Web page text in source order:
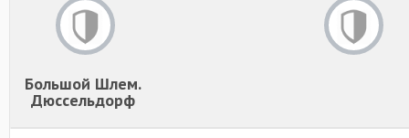
Большой Шлем.
Дюссельдорф